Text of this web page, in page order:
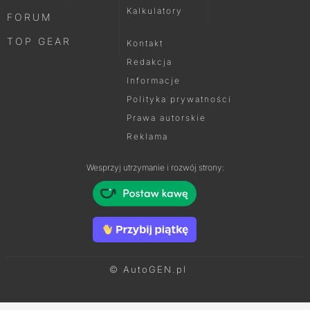
FORUM
TOP GEAR
Kalkulatory
Kontakt
Redakcja
Informacje
Polityka prywatności
Prawa autorskie
Reklama
Wesprzyj utrzymanie i rozwój strony:
© AutoGEN.pl